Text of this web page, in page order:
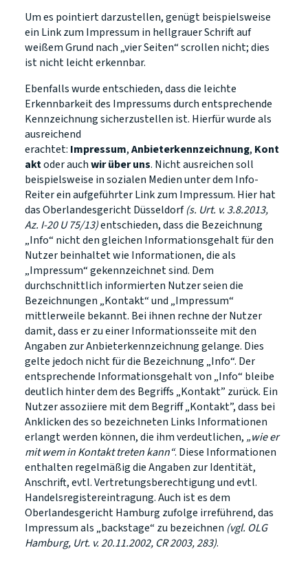
Um es pointiert darzustellen, genügt beispielsweise
ein Link zum Impressum in hellgrauer Schrift auf
weißem Grund nach „vier Seiten“ scrollen nicht; dies
ist nicht leicht erkennbar.
Ebenfalls wurde entschieden, dass die leichte
Erkennbarkeit des Impressums durch entsprechende
Kennzeichnung sicherzustellen ist. Hierfür wurde als
ausreichend
erachtet: Impressum,Anbieterkennzeichnung, Kont
aktoder auchwir über uns. Nicht ausreichen soll
beispielsweise in sozialen Medien unter dem Info-
Reiter ein aufgeführter Link zum Impressum. Hier hat
das Oberlandesgericht Düsseldorf(s. Urt. v. 3.8.2013,
Az. I-20 U 75/13)entschieden, dass die Bezeichnung
„Info“ nicht den gleichen Informationsgehalt für den
Nutzer beinhaltet wie Informationen, die als
„Impressum“ gekennzeichnet sind. Dem
durchschnittlich informierten Nutzer seien die
Bezeichnungen „Kontakt“ und „Impressum“
mittlerweile bekannt. Bei ihnen rechne der Nutzer
damit, dass er zu einer Informationsseite mit den
Angaben zur Anbieterkennzeichnung gelange. Dies
gelte jedoch nicht für die Bezeichnung „Info“. Der
entsprechende Informationsgehalt von „Info“ bleibe
deutlich hinter dem des Begriffs „Kontakt” zurück. Ein
Nutzer assoziiere mit dem Begriff „Kontakt”, dass bei
Anklicken des so bezeichneten Links Informationen
erlangt werden können, die ihm verdeutlichen,„wie er
mit wem in Kontakt treten kann“. Diese Informationen
enthalten regelmäßig die Angaben zur Identität,
Anschrift, evtl. Vertretungsberechtigung und evtl.
Handelsregistereintragung. Auch ist es dem
Oberlandesgericht Hamburg zufolge irreführend, das
Impressum als „backstage“ zu bezeichnen (vgl. OLG
Hamburg, Urt. v. 20.11.2002, CR 2003, 283).